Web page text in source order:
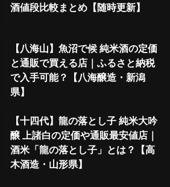
酒値段比較まとめ【随時更新】
【八海山】魚沼で候 純米酒の定価
と通販で買える店｜ふるさと納税
で入手可能？【八海醸造・新潟
県】
【十四代】龍の落とし子 純米大吟
醸 上諸白の定価や通販最安値店｜
酒米「龍の落とし子」とは？【高
木酒造・山形県】